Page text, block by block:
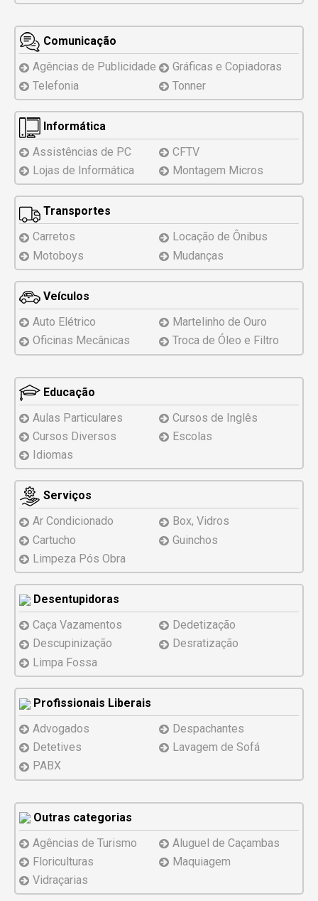
Comunicação
Agências de Publicidade
Gráficas e Copiadoras
Telefonia
Tonner
Informática
Assistências de PC
CFTV
Lojas de Informática
Montagem Micros
Transportes
Carretos
Locação de Ônibus
Motoboys
Mudanças
Veículos
Auto Elétrico
Martelinho de Ouro
Oficinas Mecânicas
Troca de Óleo e Filtro
Educação
Aulas Particulares
Cursos de Inglês
Cursos Diversos
Escolas
Idiomas
Serviços
Ar Condicionado
Box, Vidros
Cartucho
Guinchos
Limpeza Pós Obra
Desentupidoras
Caça Vazamentos
Dedetização
Descupinização
Desratização
Limpa Fossa
Profissionais Liberais
Advogados
Despachantes
Detetives
Lavagem de Sofá
PABX
Outras categorias
Agências de Turismo
Aluguel de Caçambas
Floriculturas
Maquiagem
Vidraçarias